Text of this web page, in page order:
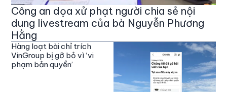
Công an dọa xử phạt người chia sẻ nội
dung livestream của bà Nguyễn Phương
Hằng
Hàng loạt bài chỉ trích
VinGroup bị gỡ bỏ vì ‘vi
phạm bản quyền’